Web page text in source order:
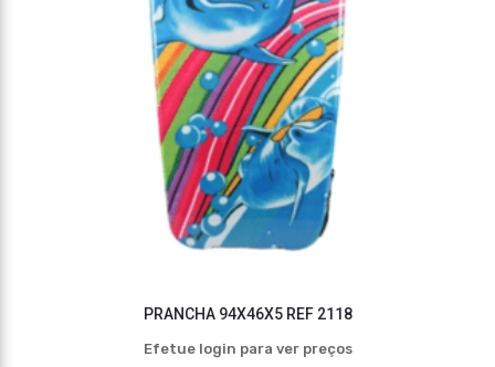
PRANCHA 94X46X5 REF 2118
Efetue login para ver preços